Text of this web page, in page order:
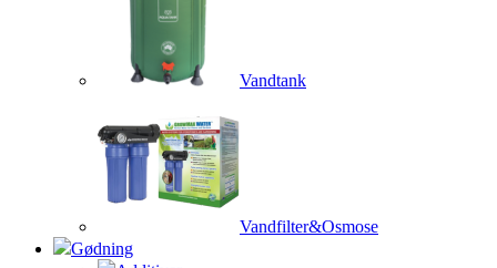
Vandtank
Vandfilter&Osmose
Gødning